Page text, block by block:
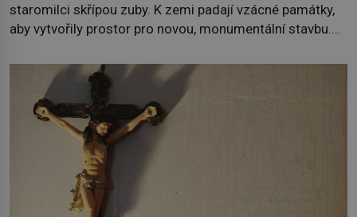
staromilci skřípou zuby. K zemi padají vzácné památky,
aby vytvořily prostor pro novou, monumentální stavbu.
Sjednocení Itálie v roce 1861 je tak významnou událostí,
že si v očích Římanů zaslouží nesmazatelné
připomenutí. A protože prvním italským králem je Viktor
Emanuel II. (1820–1878), řečený […]